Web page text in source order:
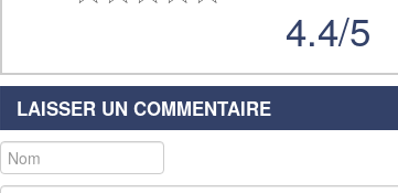
4.4/5
LAISSER UN COMMENTAIRE